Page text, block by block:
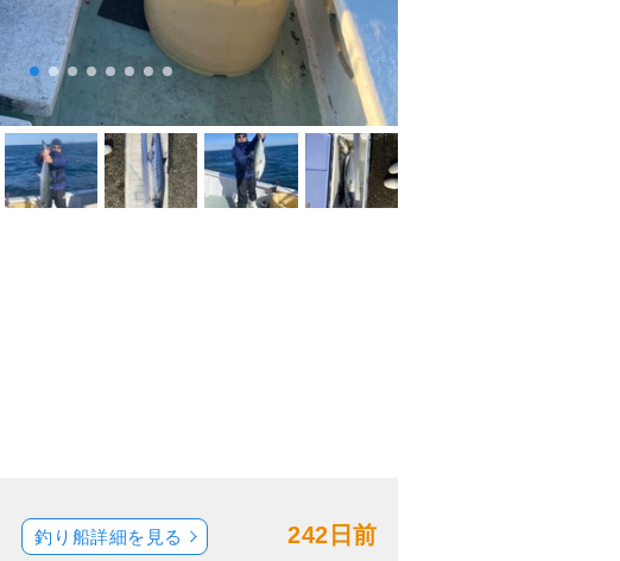
242日前
釣り船詳細を見る